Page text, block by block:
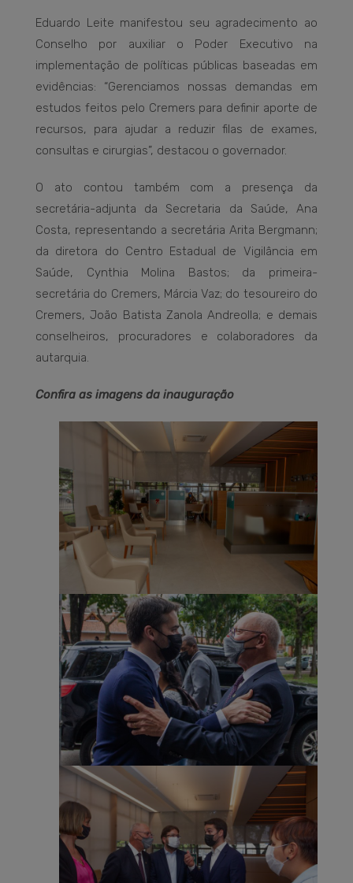
Eduardo Leite manifestou seu agradecimento ao
Conselho por auxiliar o Poder Executivo na
implementação de políticas públicas baseadas em
evidências: “Gerenciamos nossas demandas em
estudos feitos pelo Cremers para definir aporte de
recursos, para ajudar a reduzir filas de exames,
consultas e cirurgias”, destacou o governador.
O ato contou também com a presença da
secretária-adjunta da Secretaria da Saúde, Ana
Costa, representando a secretária Arita Bergmann;
da diretora do Centro Estadual de Vigilância em
Saúde, Cynthia Molina Bastos; da primeira-
secretária do Cremers, Márcia Vaz; do tesoureiro do
Cremers, João Batista Zanola Andreolla; e demais
conselheiros, procuradores e colaboradores da
autarquia.
Confira as imagens da inauguração